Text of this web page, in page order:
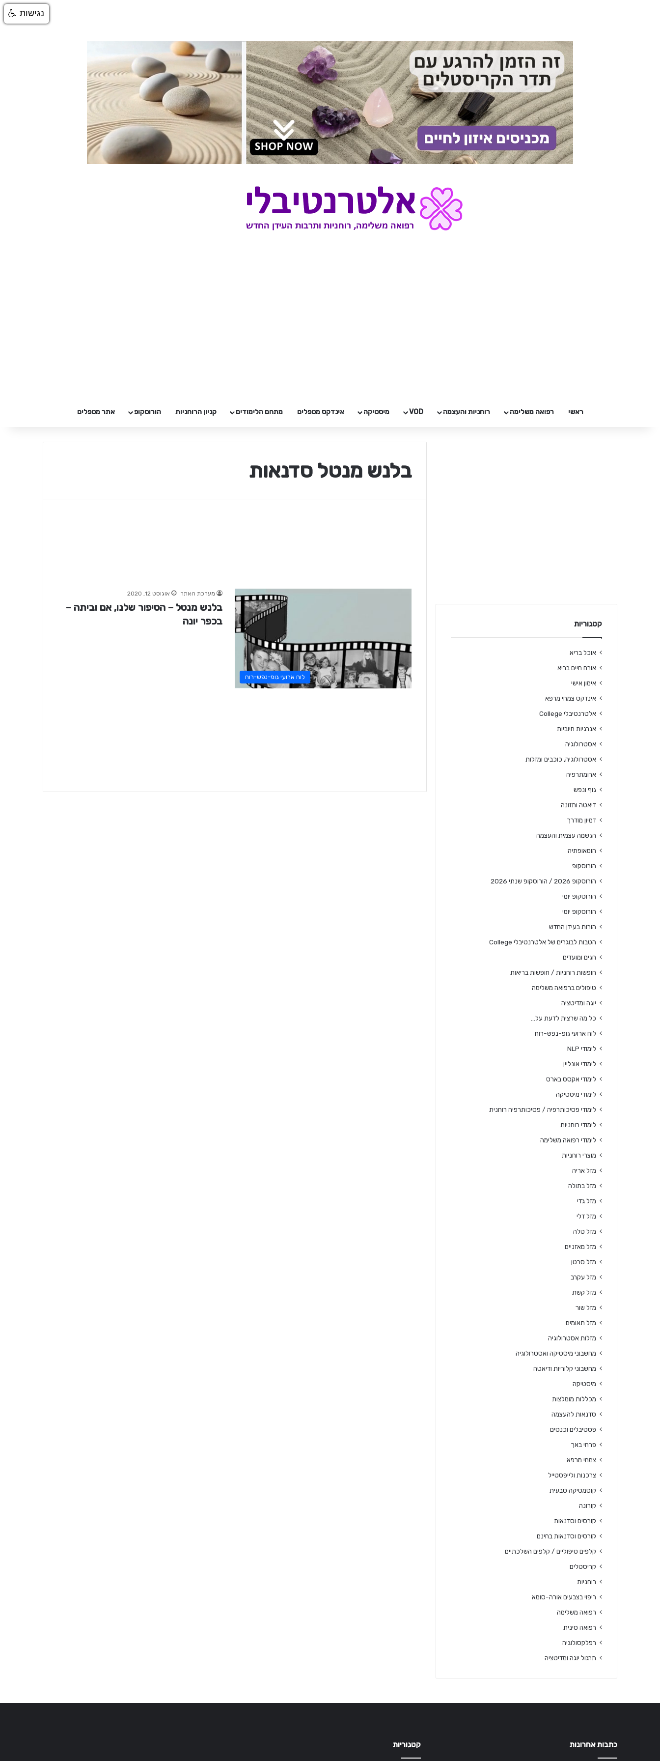
ראשי רפואה משלימה רוחניות והעצמה VOD מיסטיקה אינדקס מטפלים מתחם הלימודים קניון הרוחניות הורוסקופ אתר מטפלים
בלנש מנטל סדנאות
לוח ארועי גופ-נפש-רוח
מערכת האתר אוגוסט 12, 2020
בלנש מנטל – הסיפור שלנו, אם וביתה –
בכפר יונה
קטגוריות
אוכל בריא
אורח חיים בריא
אימון אישי
אינדקס צמחי מרפא
אלטרנטיבלי College
אנרגיות חיוביות
אסטרולוגיה
אסטרולוגיה, כוכבים ומזלות
ארומתרפיה
גוף ונפש
דיאטה ותזונה
דמיון מודרך
הגשמה עצמית והעצמה
הומאופתיה
הורוסקופ
הורוסקופ 2026 / הורוסקופ שנתי 2026
הורוסקופ יומי
הורוסקופ יומי
הורות בעידן החדש
הטבות לבוגרים של אלטרנטיבלי College
חגים ומועדים
חופשות רוחניות / חופשות בריאות
טיפולים ברפואה משלימה
יוגה ומדיטציה
כל מה שרצית לדעת על…
לוח ארועי גופ-נפש-רוח
לימודי NLP
לימודי אונליין
לימודי אקסס בארס
לימודי מיסטיקה
לימודי פסיכותרפיה / פסיכותרפיה רוחנית
לימודי רוחניות
לימודי רפואה משלימה
מוצרי רוחניות
מזל אריה
מזל בתולה
מזל גדי
מזל דלי
מזל טלה
מזל מאזניים
מזל סרטן
מזל עקרב
מזל קשת
מזל שור
מזל תאומים
מזלות אסטרולוגיה
מחשבוני מיסטיקה ואסטרולוגיה
מחשבוני קלוריות ודיאטה
מיסטיקה
מכללות מומלצות
סדנאות להעצמה
פסטיבלים וכנסים
פרחי באך
צמחי מרפא
צרכנות ולייפסטייל
קוסמטיקה טבעית
קורונה
קורסים וסדנאות
קורסים וסדנאות בחינם
קלפים טיפוליים / קלפים השלכתיים
קריסטלים
רוחניות
ריפוי בצבעים אורה-סומא
רפואה משלימה
רפואה סינית
רפלקסולוגיה
תרגול יוגה ומדיטציה
כתבות אחרונות קטגוריות
נגישות